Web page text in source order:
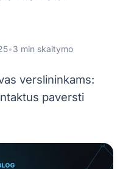
•3 min skaitymo
verslininkams:
paversti